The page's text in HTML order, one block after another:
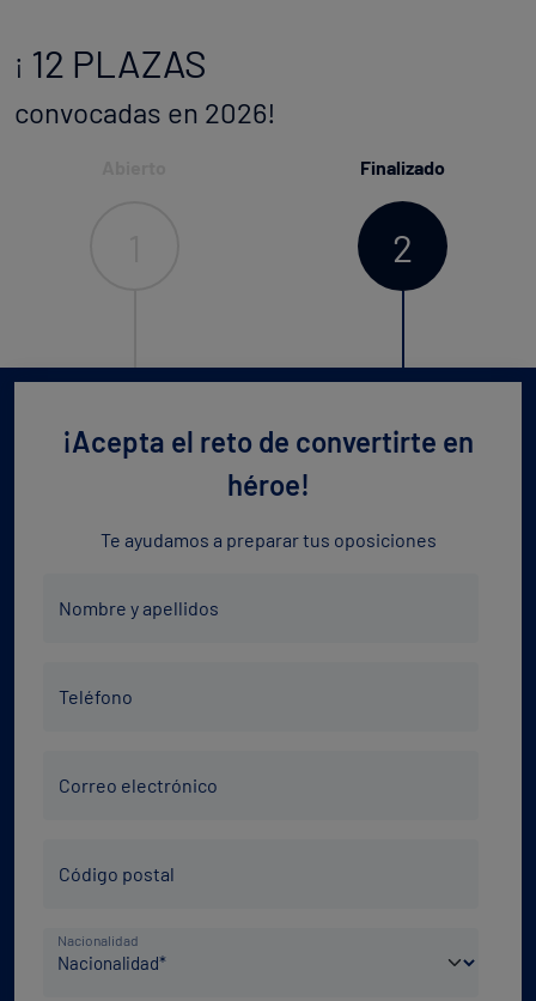
¡ 12 PLAZAS
convocadas en 2026!
Finalizado
2
¡Acepta el reto de convertirte en
héroe!
Te ayudamos a preparar tus oposiciones
Nombre y apellidos
Teléfono
electrónico
Correo electrónico
Postal
Código postal
País
de
Nacionalidad